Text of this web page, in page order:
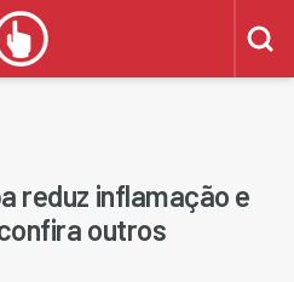
reduz inflamação e
outros